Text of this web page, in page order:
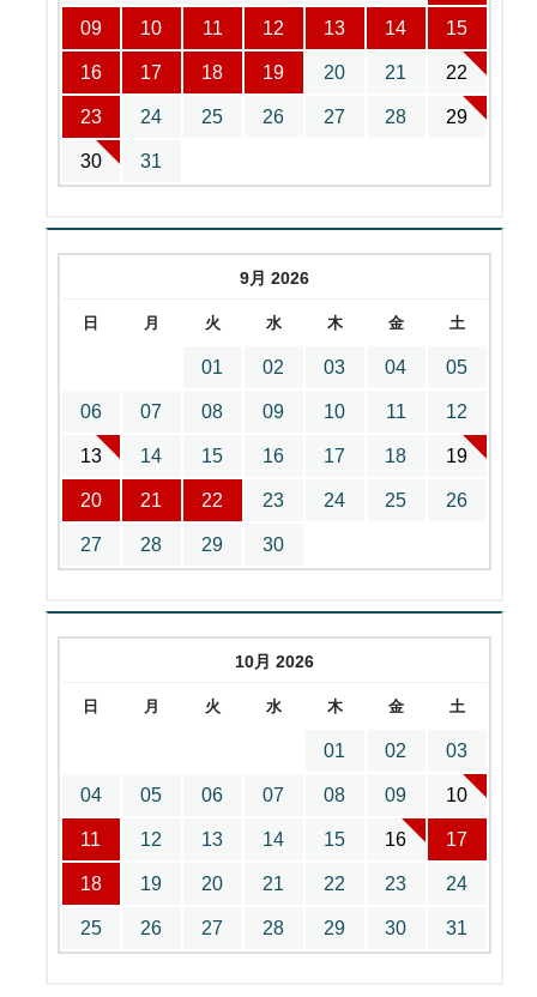
09 10 11 12 13 14 15
16 17 18 19 20 21 22
23 24 25 26 27 28 29
30 31
9月 2026
日 月 火 水 木 金 土
01 02 03 04 05
06 07 08 09 10 11 12
13 14 15 16 17 18 19
20 21 22 23 24 25 26
27 28 29 30
10月 2026
日 月 火 水 木 金 土
01 02 03
04 05 06 07 08 09 10
11 12 13 14 15 16 17
18 19 20 21 22 23 24
25 26 27 28 29 30 31